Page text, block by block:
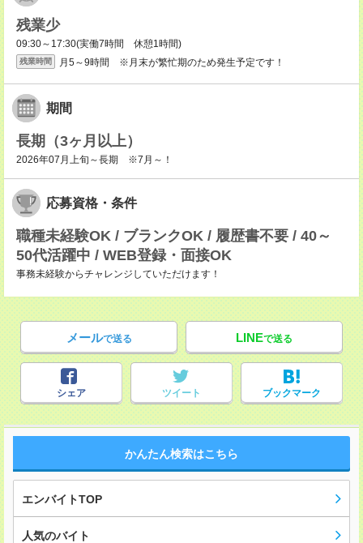
残業少
09:30～17:30(実働7時間 休憩1時間)
残業時間 月5～9時間 ※月末が繁忙期のため発生予定です！
期間
長期（3ヶ月以上）
2026年07月上旬～長期 ※7月～！
応募資格・条件
職種未経験OK / ブランクOK / 履歴書不要 / 40～
50代活躍中 / WEB登録・面接OK
事務未経験からチャレンジしていただけます！
メールで送る LINEで送る
シェア ツイート ブックマーク
かんたん検索はこちら
エンバイトTOP
人気のバイト